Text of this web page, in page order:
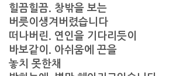
힐끔힐끔. 창밖을 보는
버릇이생겨버렸습니다
떠나버린. 연인을 기다리듯이
바보같이. 아쉬움에 끈을
놓치 못한채